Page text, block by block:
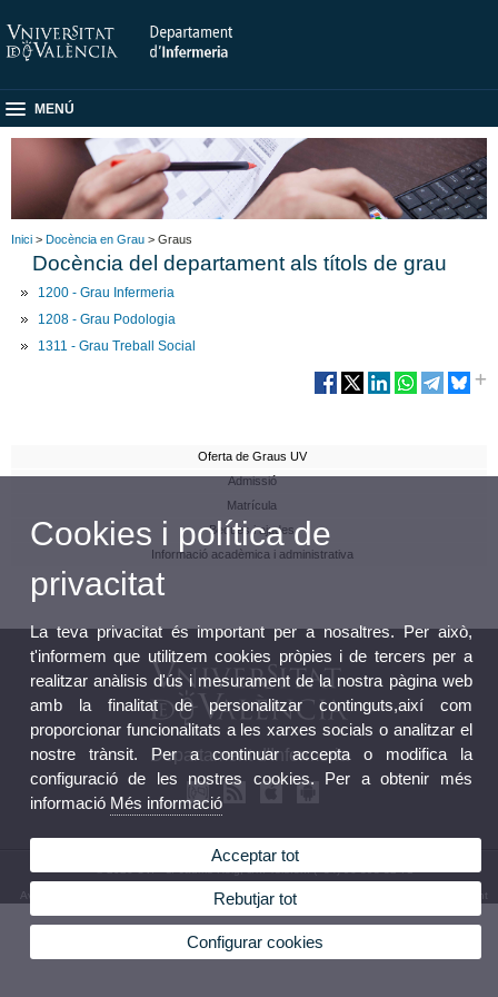
MENÚ
Inici > Docència en Grau > Graus
Docència del departament als títols de grau
1200 - Grau Infermeria
1208 - Grau Podologia
1311 - Grau Treball Social
Oferta de Graus UV
Admissió
Matrícula
Beques i ajudes
Informació acadèmica i administrativa
Departament d'Infermeria
Avís legal Política privacitat|Cookies| Bústia Departament
Cookies i política de
privacitat
La teva privacitat és important per a nosaltres. Per això,
t'informem que utilitzem cookies pròpies i de tercers per a
realitzar anàlisis d'ús i mesurament de la nostra pàgina web
amb la finalitat de personalitzar continguts,així com
proporcionar funcionalitats a les xarxes socials o analitzar el
nostre trànsit. Per a continuar accepta o modifica la
configuració de les nostres cookies. Per a obtenir més
informació Més informació
Acceptar tot
Rebutjar tot
Configurar cookies